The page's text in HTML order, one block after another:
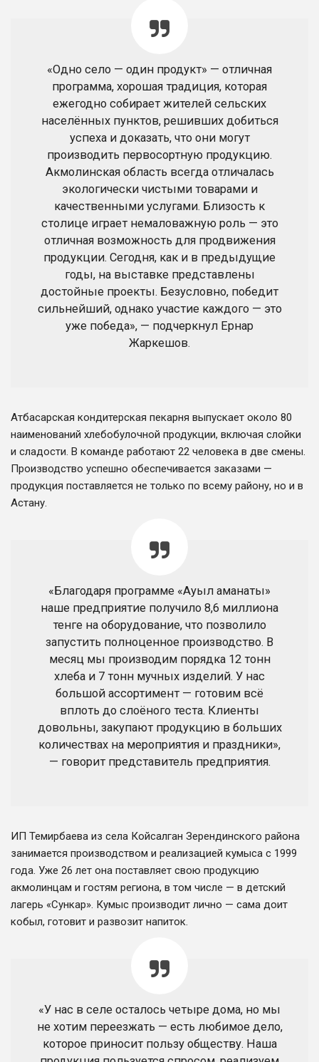
«Одно село — один продукт» — отличная
программа, хорошая традиция, которая
ежегодно собирает жителей сельских
населённых пунктов, решивших добиться
успеха и доказать, что они могут
производить первосортную продукцию.
Акмолинская область всегда отличалась
экологически чистыми товарами и
качественными услугами. Близость к
столице играет немаловажную роль — это
отличная возможность для продвижения
продукции. Сегодня, как и в предыдущие
годы, на выставке представлены
достойные проекты. Безусловно, победит
сильнейший, однако участие каждого — это
уже победа», — подчеркнул Ернар
Жаркешов.
Атбасарская кондитерская пекарня выпускает около 80
наименований хлебобулочной продукции, включая слойки
и сладости. В команде работают 22 человека в две смены.
Производство успешно обеспечивается заказами —
продукция поставляется не только по всему району, но и в
Астану.
«Благодаря программе «Ауыл аманаты»
наше предприятие получило 8,6 миллиона
тенге на оборудование, что позволило
запустить полноценное производство. В
месяц мы производим порядка 12 тонн
хлеба и 7 тонн мучных изделий. У нас
большой ассортимент — готовим всё
вплоть до слоёного теста. Клиенты
довольны, закупают продукцию в больших
количествах на мероприятия и праздники»,
— говорит представитель предприятия.
ИП Темирбаева из села Койсалган Зерендинского района
занимается производством и реализацией кумыса с 1999
года. Уже 26 лет она поставляет свою продукцию
акмолинцам и гостям региона, в том числе — в детский
лагерь «Сункар». Кумыс производит лично — сама доит
кобыл, готовит и развозит напиток.
«У нас в селе осталось четыре дома, но мы
не хотим переезжать — есть любимое дело,
которое приносит пользу обществу. Наша